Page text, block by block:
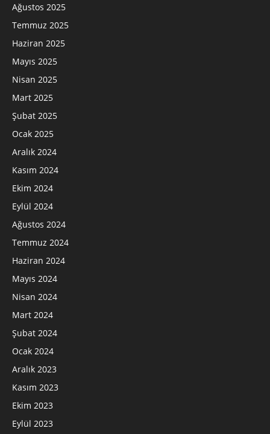
Ağustos 2025
Temmuz 2025
Haziran 2025
Mayıs 2025
Nisan 2025
Mart 2025
Şubat 2025
Ocak 2025
Aralık 2024
Kasım 2024
Ekim 2024
Eylül 2024
Ağustos 2024
Temmuz 2024
Haziran 2024
Mayıs 2024
Nisan 2024
Mart 2024
Şubat 2024
Ocak 2024
Aralık 2023
Kasım 2023
Ekim 2023
Eylül 2023